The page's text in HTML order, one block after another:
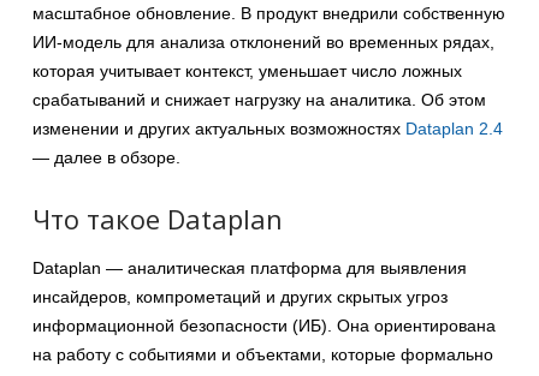
масштабное обновление. В продукт внедрили собственную
ИИ-модель для анализа отклонений во временных рядах,
которая учитывает контекст, уменьшает число ложных
срабатываний и снижает нагрузку на аналитика. Об этом
изменении и других актуальных возможностях Dataplan 2.4
— далее в обзоре.
Что такое Dataplan
Dataplan — аналитическая платформа для выявления
инсайдеров, компрометаций и других скрытых угроз
информационной безопасности (ИБ). Она ориентирована
на работу с событиями и объектами, которые формально